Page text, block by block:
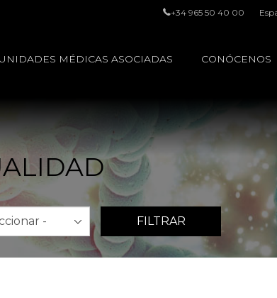
+34 965 50 40 00
UNIDADES MÉDICAS ASOCIADAS CONÓCENOS
FILTRAR